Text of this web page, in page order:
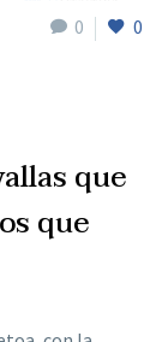
0 0
que
que